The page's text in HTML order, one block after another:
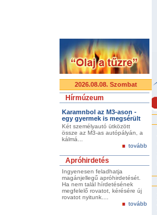
2026.08.08. Szombat
Hírmúzeum
Karamnbol az M3-ason -
egy gyermek is megsérült
Két személyautó ütközött
össze az M3-as autópályán, a
kálmá...
tovább
Apróhirdetés
Ingyenesen feladhatja
magánjellegű apróhirdetését.
Ha nem talál hírdetésének
megfelelő rovatot, kérésére új
rovatot nyitunk....
tovább